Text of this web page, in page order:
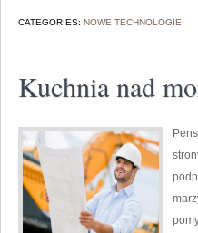
CATEGORIES: NOWE TECHNOLOGIE
Kuchnia nad